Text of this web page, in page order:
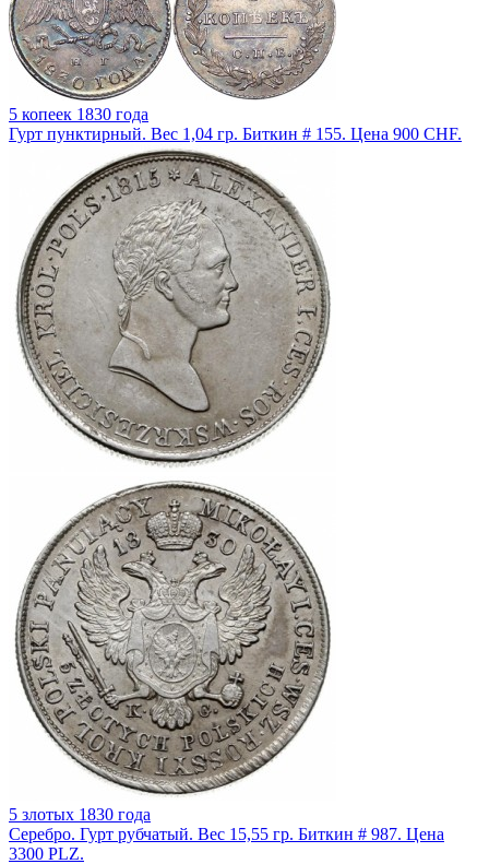
5 копеек 1830 года
Гурт пунктирный. Вес 1,04 гр. Биткин # 155. Цена 900 CHF.
5 злотых 1830 года
Серебро. Гурт рубчатый. Вес 15,55 гр. Биткин # 987. Цена
3300 PLZ.